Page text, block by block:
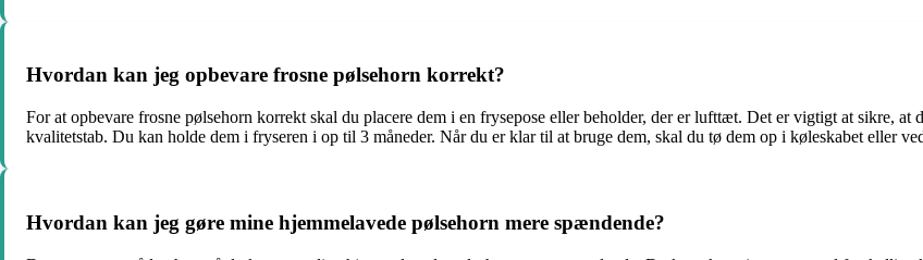
Hvordan kan jeg opbevare frosne pølsehorn korrekt?
For at opbevare frosne pølsehorn korrekt skal du placere dem i en frysepose eller beholder, der er lufttæt. Det er vigtigt at sikre,
kvalitetstab. Du kan holde dem i fryseren i op til 3 måneder. Når du er klar til at bruge dem, skal du tø dem op i køleskabet eller
Hvordan kan jeg gøre mine hjemmelavede pølsehorn mere spændende?